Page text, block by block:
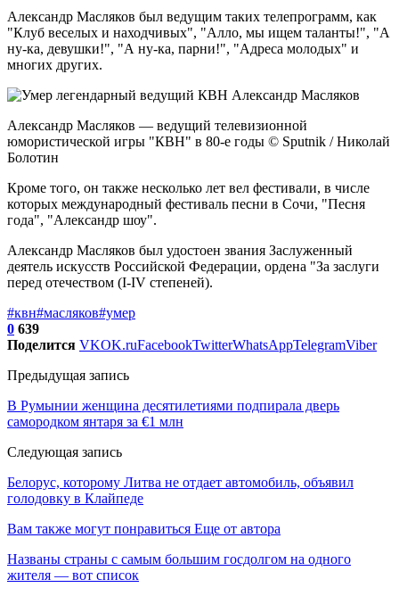
Александр Масляков был ведущим таких телепрограмм, как
"Клуб веселых и находчивых", "Алло, мы ищем таланты!", "А
ну-ка, девушки!", "А ну-ка, парни!", "Адреса молодых" и
многих других.
Александр Масляков — ведущий телевизионной
юмористической игры "КВН" в 80-е годы © Sputnik / Николай
Болотин
Кроме того, он также несколько лет вел фестивали, в числе
которых международный фестиваль песни в Сочи, "Песня
года", "Александр шоу".
Александр Масляков был удостоен звания Заслуженный
деятель искусств Российской Федерации, ордена "За заслуги
перед отечеством (I-IV степеней).
#квн#масляков#умер
0 639
Поделится VKOK.ruFacebookTwitterWhatsAppTelegramViber
Предыдущая запись
В Румынии женщина десятилетиями подпирала дверь
самородком янтаря за €1 млн
Следующая запись
Белорус, которому Литва не отдает автомобиль, объявил
голодовку в Клайпеде
Вам также могут понравиться Еще от автора
Названы страны с самым большим госдолгом на одного
жителя — вот список